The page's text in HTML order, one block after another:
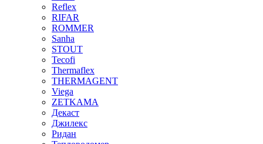
Reflex
RIFAR
ROMMER
Sanha
STOUT
Tecofi
Thermaflex
THERMAGENT
Viega
ZETKAMA
Декаст
Джилекс
Ридан